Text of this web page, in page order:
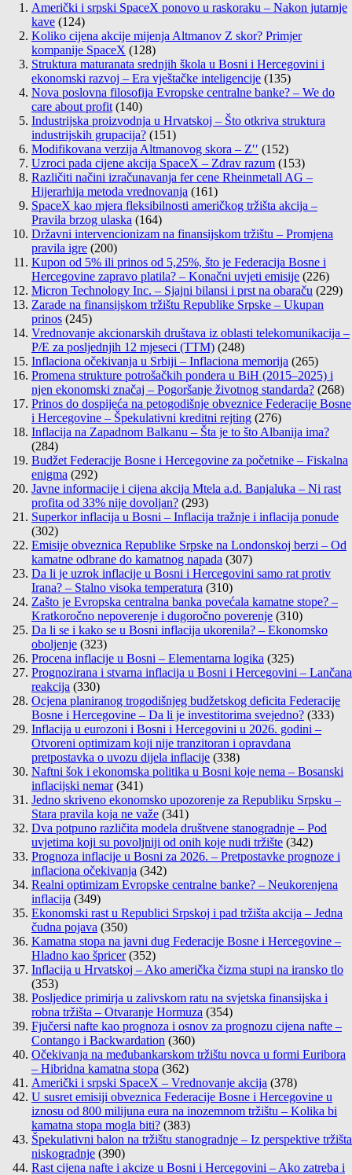
Američki i srpski SpaceX ponovo u raskoraku – Nakon jutarnje
kave (124)
Koliko cijena akcije mijenja Altmanov Z skor? Primjer
kompanije SpaceX (128)
Struktura maturanata srednjih škola u Bosni i Hercegovini i
ekonomski razvoj – Era vještačke inteligencije (135)
Nova poslovna filosofija Evropske centralne banke? – We do
care about profit (140)
Industrijska proizvodnja u Hrvatskoj – Što otkriva struktura
industrijskih grupacija? (151)
Modifikovana verzija Altmanovog skora – Z′′ (152)
Uzroci pada cijene akcija SpaceX – Zdrav razum (153)
Različiti načini izračunavanja fer cene Rheinmetall AG –
Hijerarhija metoda vrednovanja (161)
SpaceX kao mjera fleksibilnosti američkog tržišta akcija –
Pravila brzog ulaska (164)
Državni intervencionizam na finansijskom tržištu – Promjena
pravila igre (200)
Kupon od 5% ili prinos od 5,25%, što je Federacija Bosne i
Hercegovine zapravo platila? – Konačni uvjeti emisije (226)
Micron Technology Inc. – Sjajni bilansi i prst na obaraču (229)
Zarade na finansijskom tržištu Republike Srpske – Ukupan
prinos (245)
Vrednovanje akcionarskih društava iz oblasti telekomunikacija –
P/E za posljednjih 12 mjeseci (TTM) (248)
Inflaciona očekivanja u Srbiji – Inflaciona memorija (265)
Promena strukture potrošačkih pondera u BiH (2015–2025) i
njen ekonomski značaj – Pogoršanje životnog standarda? (268)
Prinos do dospijeća na petogodišnje obveznice Federacije Bosne
i Hercegovine – Špekulativni kreditni rejting (276)
Inflacija na Zapadnom Balkanu – Šta je to što Albanija ima?
(284)
Budžet Federacije Bosne i Hercegovine za početnike – Fiskalna
enigma (292)
Javne informacije i cijena akcija Mtela a.d. Banjaluka – Ni rast
profita od 33% nije dovoljan? (293)
Superkor inflacija u Bosni – Inflacija tražnje i inflacija ponude
(302)
Emisije obveznica Republike Srpske na Londonskoj berzi – Od
kamatne odbrane do kamatnog napada (307)
Da li je uzrok inflacije u Bosni i Hercegovini samo rat protiv
Irana? – Stalno visoka temperatura (310)
Zašto je Evropska centralna banka povećala kamatne stope? –
Kratkoročno nepoverenje i dugoročno poverenje (310)
Da li se i kako se u Bosni inflacija ukorenila? – Ekonomsko
oboljenje (323)
Procena inflacije u Bosni – Elementarna logika (325)
Prognozirana i stvarna inflacija u Bosni i Hercegovini – Lančana
reakcija (330)
Ocjena planiranog trogodišnjeg budžetskog deficita Federacije
Bosne i Hercegovine – Da li je investitorima svejedno? (333)
Inflacija u eurozoni i Bosni i Hercegovini u 2026. godini –
Otvoreni optimizam koji nije tranzitoran i opravdana
pretpostavka o uvozu dijela inflacije (338)
Naftni šok i ekonomska politika u Bosni koje nema – Bosanski
inflacijski nemar (341)
Jedno skriveno ekonomsko upozorenje za Republiku Srpsku –
Stara pravila koja ne važe (341)
Dva potpuno različita modela društvene stanogradnje – Pod
uvjetima koji su povoljniji od onih koje nudi tržište (342)
Prognoza inflacije u Bosni za 2026. – Pretpostavke prognoze i
inflaciona očekivanja (342)
Realni optimizam Evropske centralne banke? – Neukorenjena
inflacija (349)
Ekonomski rast u Republici Srpskoj i pad tržišta akcija – Jedna
čudna pojava (350)
Kamatna stopa na javni dug Federacije Bosne i Hercegovine –
Hladno kao špricer (352)
Inflacija u Hrvatskoj – Ako američka čizma stupi na iransko tlo
(353)
Posljedice primirja u zalivskom ratu na svjetska finansijska i
robna tržišta – Otvaranje Hormuza (354)
Fjučersi nafte kao prognoza i osnov za prognozu cijena nafte –
Contango i Backwardation (360)
Očekivanja na međubankarskom tržištu novca u formi Euribora
– Hibridna kamatna stopa (362)
Američki i srpski SpaceX – Vrednovanje akcija (378)
U susret emisiji obveznica Federacije Bosne i Hercegovine u
iznosu od 800 milijuna eura na inozemnom tržištu – Kolika bi
kamatna stopa mogla biti? (383)
Špekulativni balon na tržištu stanogradnje – Iz perspektive tržišta
niskogradnje (390)
Rast cijena nafte i akcize u Bosni i Hercegovini – Ako zatreba i